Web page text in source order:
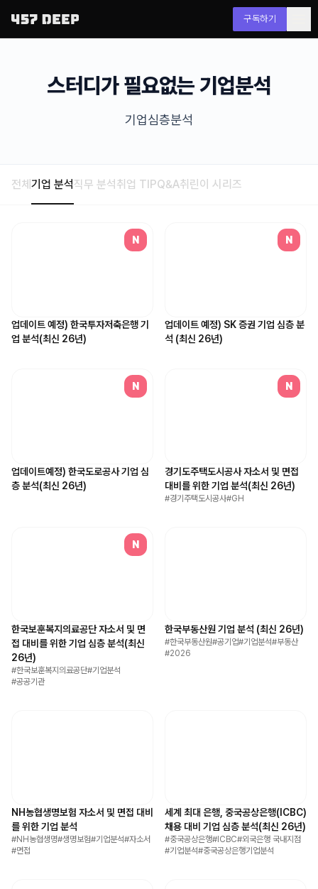
구독하기
스터디가 필요없는 기업분석
기업심층분석
전체 기업 분석직무 분석취업 TIPQ&A취린이 시리즈
N
업데이트 예정) 한국투자저축은행 기
업 분석(최신 26년)
N
업데이트 예정) SK 증권 기업 심층 분
석 (최신 26년)
N
업데이트예정) 한국도로공사 기업 심
층 분석(최신 26년)
N
경기도주택도시공사 자소서 및 면접
대비를 위한 기업 분석(최신 26년)
#경기주택도시공사#GH
N
한국보훈복지의료공단 자소서 및 면
접 대비를 위한 기업 심층 분석(최신
26년)
#한국보훈복지의료공단#기업분석
#공공기관
한국부동산원 기업 분석 (최신 26년)
#한국부동산원#공기업#기업분석#부동산
#2026
NH농협생명보험 자소서 및 면접 대비
를 위한 기업 분석
#NH농협생명#생명보험#기업분석#자소서
#면접
세계 최대 은행, 중국공상은행(ICBC)
채용 대비 기업 심층 분석(최신 26년)
#중국공상은행# ICBC#외국은행 국내지점
#기업분석#중국공상은행기업분석